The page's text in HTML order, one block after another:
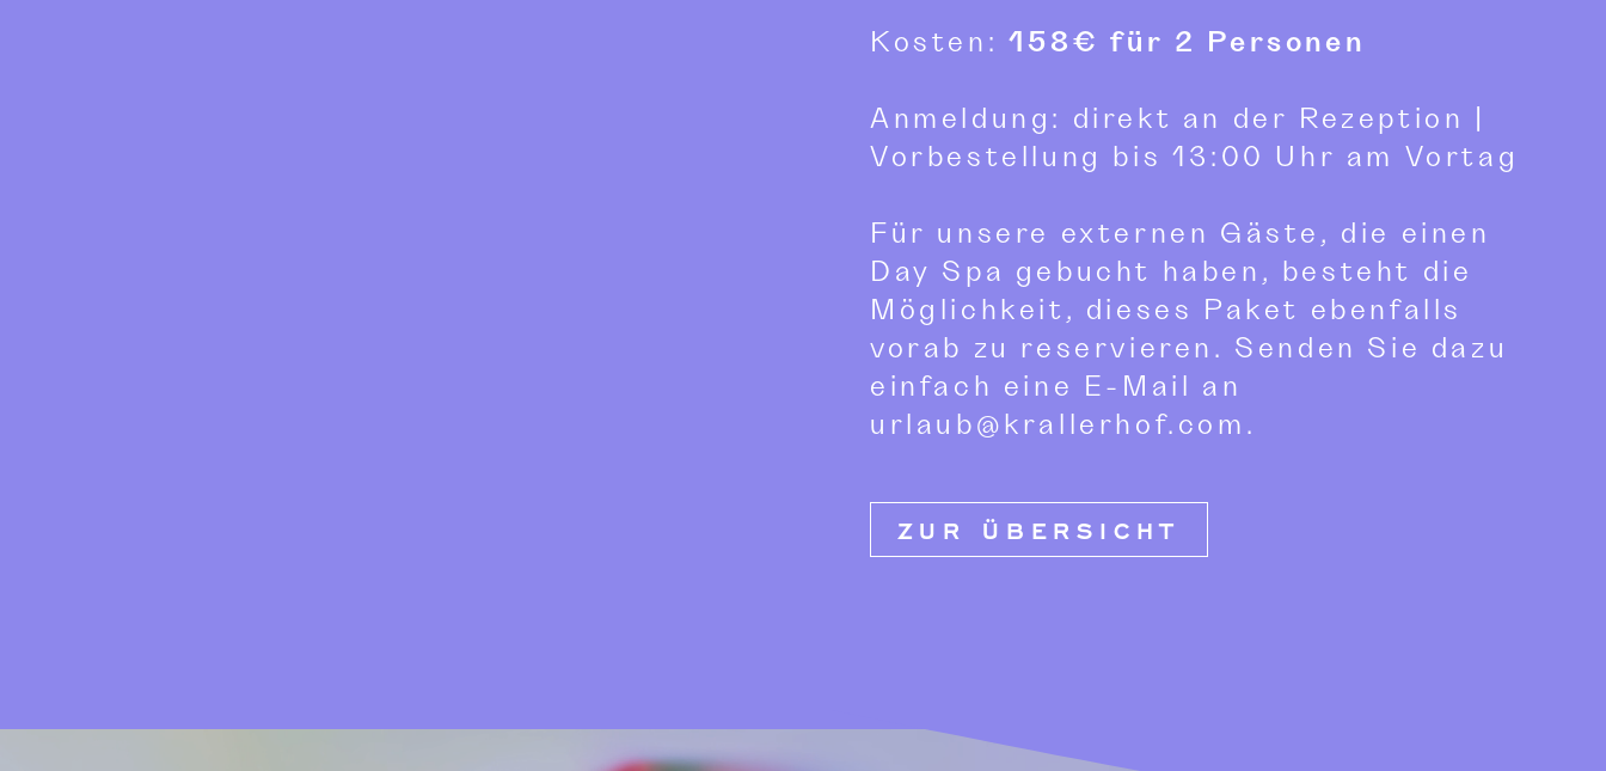
Kosten: 158€ für 2 Personen
Anmeldung: direkt an der Rezeption |
Vorbestellung bis 13:00 Uhr am Vortag
Für unsere externen Gäste, die einen
Day Spa gebucht haben, besteht die
Möglichkeit, dieses Paket ebenfalls
vorab zu reservieren. Senden Sie dazu
einfach eine E-Mail an
urlaub@krallerhof.com.
ZUR ÜBERSICHT